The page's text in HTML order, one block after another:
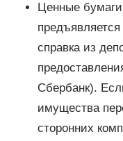
Ценные
справка из
Сбербанк).
имущества
сторонних